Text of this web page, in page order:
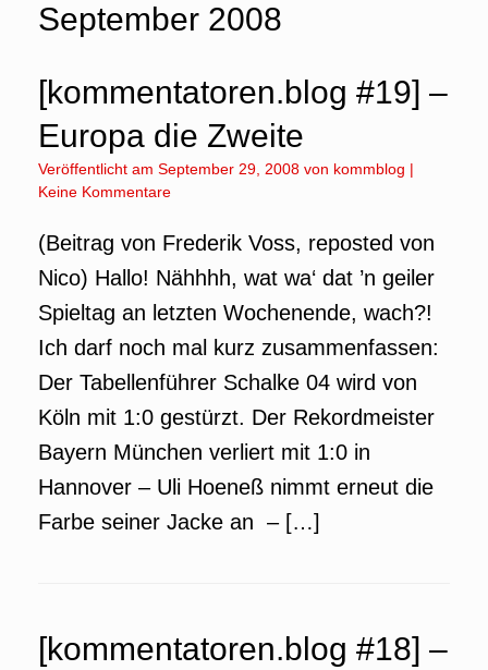
September 2008
[kommentatoren.blog #19] –
Europa die Zweite
Veröffentlicht am September 29, 2008 von kommblog |
Keine Kommentare
(Beitrag von Frederik Voss, reposted von
Nico) Hallo! Nähhhh, wat wa‘ dat ’n geiler
Spieltag an letzten Wochenende, wach?!
Ich darf noch mal kurz zusammenfassen:
Der Tabellenführer Schalke 04 wird von
Köln mit 1:0 gestürzt. Der Rekordmeister
Bayern München verliert mit 1:0 in
Hannover – Uli Hoeneß nimmt erneut die
Farbe seiner Jacke an – […]
[kommentatoren.blog #18] –